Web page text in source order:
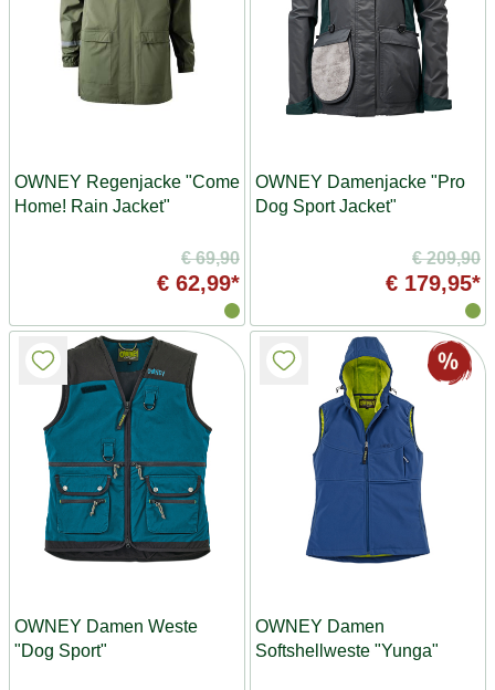
OWNEY Regenjacke "Come
Home! Rain Jacket"
€ 69,90
€ 62,99*
OWNEY Damenjacke "Pro
Dog Sport Jacket"
€ 209,90
€ 179,95*
OWNEY Damen Weste
"Dog Sport"
OWNEY Damen
Softshellweste "Yunga"